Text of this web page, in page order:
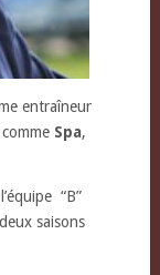
entraîneur
Spa,
“B”
saisons